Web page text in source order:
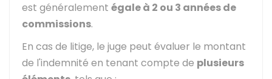
est généralement égale à 2 ou 3 années de
commissions.
En cas de litige, le juge peut évaluer le montant
de l'indemnité en tenant compte de plusieurs